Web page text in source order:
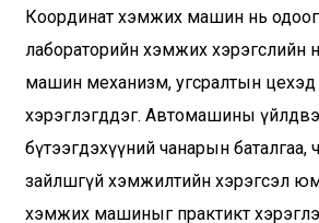
Координат хэмжих машин нь
лабораторийн хэмжих хэрэгслийн
машин механизм, угсралтын цехэд
хэрэглэгддэг. Автомашины
бүтээгдэхүүний чанарын
зайлшгүй хэмжилтийн хэрэгсэл
хэмжих машиныг практикт